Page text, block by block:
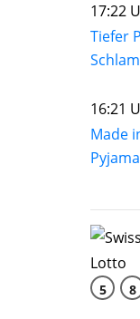
17:22
Tiefer
16:21
Made
5 8